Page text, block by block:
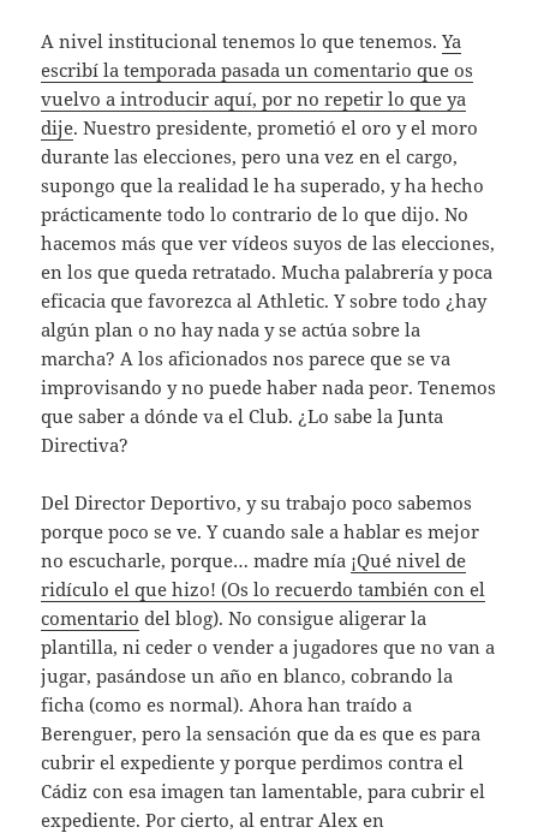
A nivel institucional tenemos lo que tenemos.Ya
escribí la temporada pasada un comentario que os
vuelvo a introducir aquí, por no repetir lo que ya
dije. Nuestro presidente, prometió el oro y el moro
durante las elecciones, pero una vez en el cargo,
supongo que la realidad le ha superado, y ha hecho
prácticamente todo lo contrario de lo que dijo. No
hacemos más que ver vídeos suyos de las elecciones,
en los que queda retratado. Mucha palabrería y poca
eficacia que favorezca al Athletic. Y sobre todo ¿hay
algún plan o no hay nada y se actúa sobre la
marcha? A los aficionados nos parece que se va
improvisando y no puede haber nada peor. Tenemos
que saber a dónde va el Club. ¿Lo sabe la Junta
Directiva?
Del Director Deportivo, y su trabajo poco sabemos
porque poco se ve. Y cuando sale a hablar es mejor
no escucharle, porque… madre mía ¡Qué nivel de
ridículo el que hizo! (Os lo recuerdo también con el
comentario del blog). No consigue aligerar la
plantilla, ni ceder o vender a jugadores que no van a
jugar, pasándose un año en blanco, cobrando la
ficha (como es normal). Ahora han traído a
Berenguer, pero la sensación que da es que es para
cubrir el expediente y porque perdimos contra el
Cádiz con esa imagen tan lamentable, para cubrir el
expediente. Por cierto, al entrar Alex en